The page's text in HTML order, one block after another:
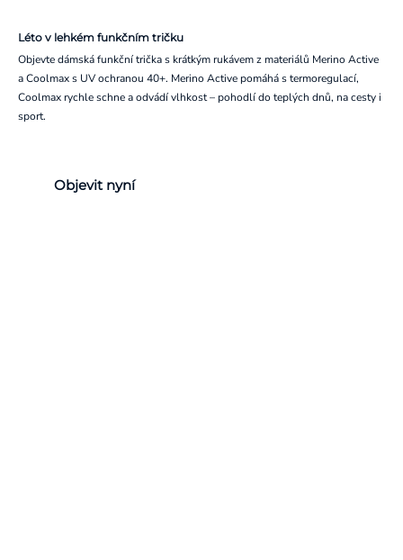
Léto v lehkém funkčním tričku
Objevte dámská funkční trička s krátkým rukávem z materiálů Merino Active
a Coolmax s UV ochranou 40+. Merino Active pomáhá s termoregulací,
Coolmax rychle schne a odvádí vlhkost – pohodlí do teplých dnů, na cesty i
sport.
Objevit nyní